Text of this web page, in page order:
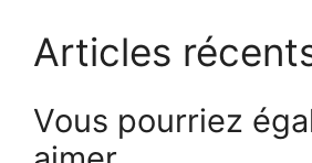
Articles
Vous pourriez